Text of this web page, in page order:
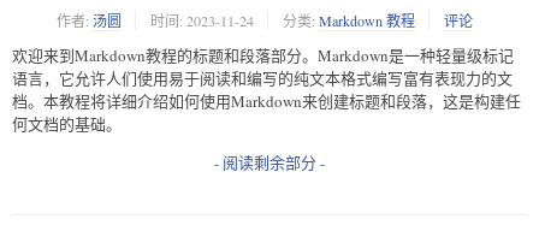
作者: 汤圆 时间: 2023-11-24 分类: Markdown 教程 评论
欢迎来到Markdown教程的标题和段落部分。Markdown是一种轻量级标记
语言，它允许人们使用易于阅读和编写的纯文本格式编写富有表现力的文
档。本教程将详细介绍如何使用Markdown来创建标题和段落，这是构建任
何文档的基础。
- 阅读剩余部分 -